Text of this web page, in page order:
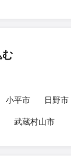
小平市 日野市
武蔵村山市